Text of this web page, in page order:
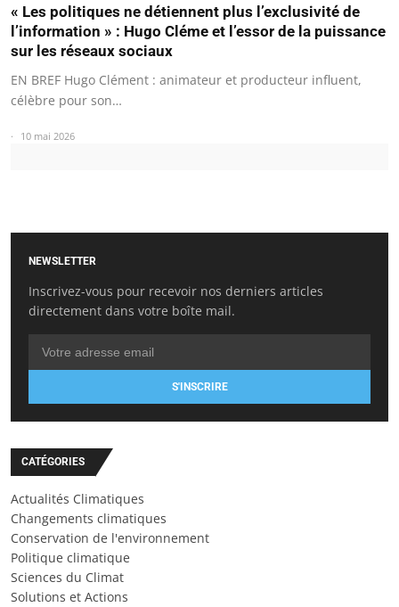
« Les politiques ne détiennent plus l’exclusivité de
l’information » : Hugo Cléme et l’essor de la puissance
sur les réseaux sociaux
EN BREF Hugo Clément : animateur et producteur influent,
célèbre pour son…
10 mai 2026
NEWSLETTER
Inscrivez-vous pour recevoir nos derniers articles
directement dans votre boîte mail.
S'INSCRIRE
CATÉGORIES
Actualités Climatiques
Changements climatiques
Conservation de l'environnement
Politique climatique
Sciences du Climat
Solutions et Actions